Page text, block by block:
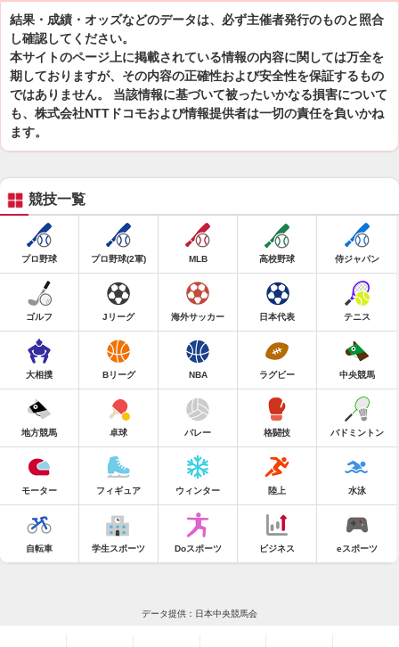
結果・成績・オッズなどのデータは、必ず主催者発行のものと照合
し確認してください。
本サイトのページ上に掲載されている情報の内容に関しては万全を
期しておりますが、その内容の正確性および安全性を保証するもの
ではありません。 当該情報に基づいて被ったいかなる損害について
も、株式会社NTTドコモおよび情報提供者は一切の責任を負いかね
ます。
競技一覧
プロ野球 プロ野球(2軍) MLB 高校野球 侍ジャパン
ゴルフ Jリーグ 海外サッカー 日本代表 テニス
大相撲 Bリーグ NBA ラグビー 中央競馬
地方競馬 卓球 バレー 格闘技 バドミントン
モーター フィギュア ウィンター 陸上 水泳
自転車 学生スポーツ Doスポーツ ビジネス eスポーツ
データ提供：日本中央競馬会